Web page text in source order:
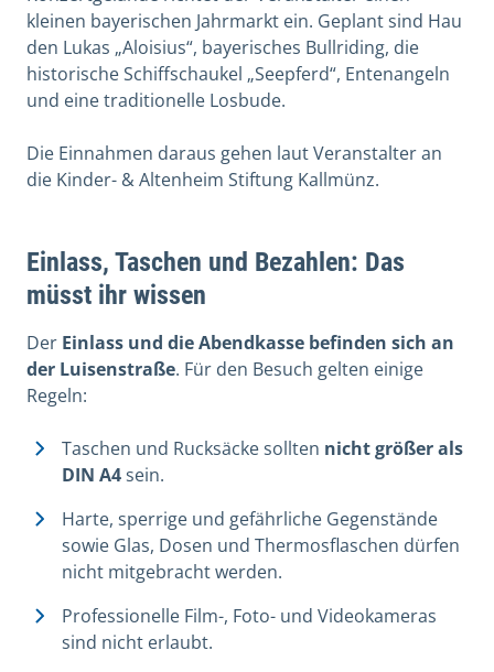
kleinen bayerischen Jahrmarkt ein. Geplant sind Hau
den Lukas „Aloisius“, bayerisches Bullriding, die
historische Schiffschaukel „Seepferd“, Entenangeln
und eine traditionelle Losbude.
Die Einnahmen daraus gehen laut Veranstalter an
die Kinder- & Altenheim Stiftung Kallmünz.
Einlass, Taschen und Bezahlen: Das
müsst ihr wissen
Der Einlass und die Abendkasse befinden sich an
der Luisenstraße. Für den Besuch gelten einige
Regeln:
Taschen und Rucksäcke sollten nicht größer als
DIN A4sein.
Harte, sperrige und gefährliche Gegenstände
sowie Glas, Dosen und Thermosflaschen dürfen
nicht mitgebracht werden.
Professionelle Film-, Foto- und Videokameras
sind nicht erlaubt.